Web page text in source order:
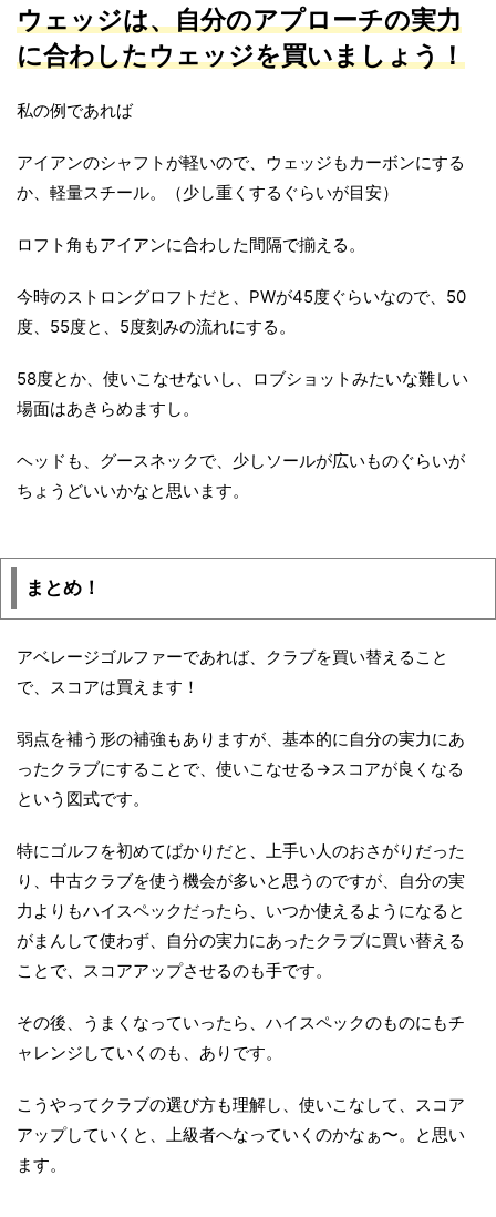
ウェッジは、自分のアプローチの実力
に合わしたウェッジを買いましょう！
私の例であれば
アイアンのシャフトが軽いので、ウェッジもカーボンにする
か、軽量スチール。（少し重くするぐらいが目安）
ロフト角もアイアンに合わした間隔で揃える。
今時のストロングロフトだと、PWが45度ぐらいなので、50
度、55度と、5度刻みの流れにする。
58度とか、使いこなせないし、ロブショットみたいな難しい
場面はあきらめますし。
ヘッドも、グースネックで、少しソールが広いものぐらいが
ちょうどいいかなと思います。
まとめ！
アベレージゴルファーであれば、クラブを買い替えること
で、スコアは買えます！
弱点を補う形の補強もありますが、基本的に自分の実力にあ
ったクラブにすることで、使いこなせる→スコアが良くなる
という図式です。
特にゴルフを初めてばかりだと、上手い人のおさがりだった
り、中古クラブを使う機会が多いと思うのですが、自分の実
力よりもハイスペックだったら、いつか使えるようになると
がまんして使わず、自分の実力にあったクラブに買い替える
ことで、スコアアップさせるのも手です。
その後、うまくなっていったら、ハイスペックのものにもチ
ャレンジしていくのも、ありです。
こうやってクラブの選び方も理解し、使いこなして、スコア
アップしていくと、上級者へなっていくのかなぁ〜。と思い
ます。